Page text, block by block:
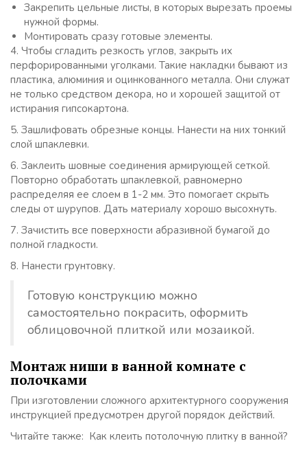
Закрепить цельные листы, в которых вырезать проемы
нужной формы.
Монтировать сразу готовые элементы.
4. Чтобы сгладить резкость углов, закрыть их
перфорированными уголками. Такие накладки бывают из
пластика, алюминия и оцинкованного металла. Они служат
не только средством декора, но и хорошей защитой от
истирания гипсокартона.
5. Зашлифовать обрезные концы. Нанести на них тонкий
слой шпаклевки.
6. Заклеить шовные соединения армирующей сеткой.
Повторно обработать шпаклевкой, равномерно
распределяя ее слоем в 1-2 мм. Это помогает скрыть
следы от шурупов. Дать материалу хорошо высохнуть.
7. Зачистить все поверхности абразивной бумагой до
полной гладкости.
8. Нанести грунтовку.
Готовую конструкцию можно
самостоятельно покрасить, оформить
облицовочной плиткой или мозаикой.
Монтаж ниши в ванной комнате с
полочками
При изготовлении сложного архитектурного сооружения
инструкцией предусмотрен другой порядок действий.
Читайте также: Как клеить потолочную плитку в ванной?